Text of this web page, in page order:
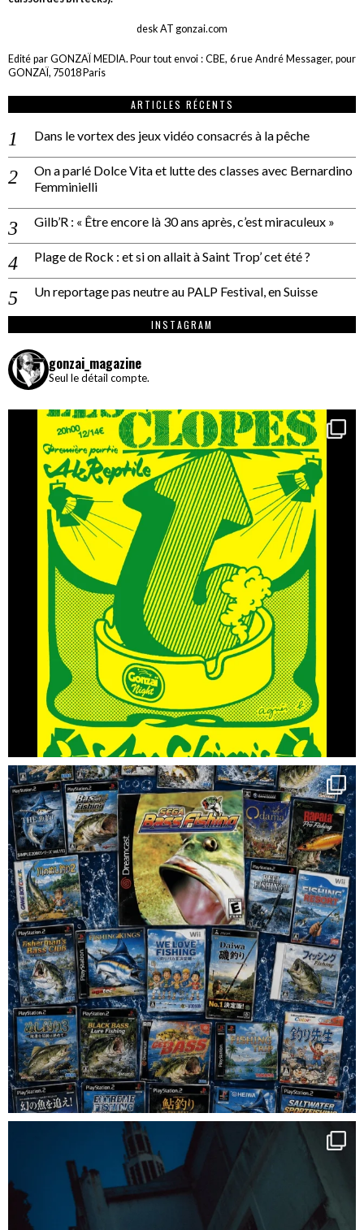
desk AT gonzai.com
Edité par GONZAÏ MEDIA. Pour tout envoi : CBE, 6 rue André Messager, pour
GONZAÏ, 75018 Paris
ARTICLES RÉCENTS
Dans le vortex des jeux vidéo consacrés à la pêche
On a parlé Dolce Vita et lutte des classes avec Bernardino
Femminielli
Gilb’R : « Être encore là 30 ans après, c’est miraculeux »
Plage de Rock : et si on allait à Saint Trop’ cet été ?
Un reportage pas neutre au PALP Festival, en Suisse
INSTAGRAM
gonzai_magazine
Seul le détail compte.